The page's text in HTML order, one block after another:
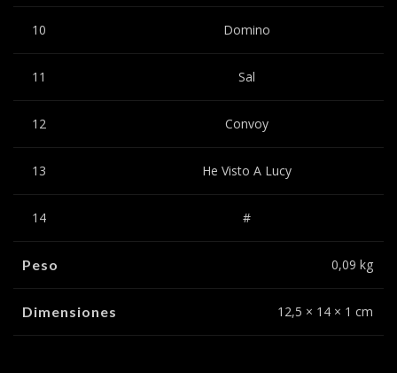
10 Domino
11 Sal
12 Convoy
13 He Visto A Lucy
14 #
Peso 0,09 kg
Dimensiones 12,5 × 14 × 1 cm